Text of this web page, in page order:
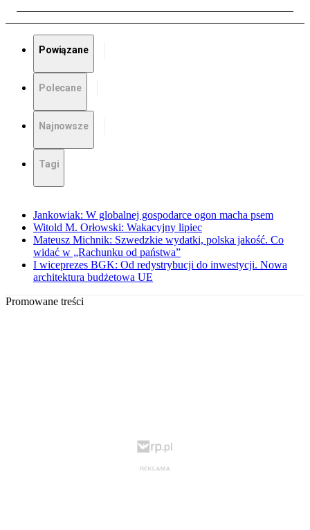
Powiązane
Polecane
Najnowsze
Tagi
Jankowiak: W globalnej gospodarce ogon macha psem
Witold M. Orłowski: Wakacyjny lipiec
Mateusz Michnik: Szwedzkie wydatki, polska jakość. Co
widać w „Rachunku od państwa”
I wiceprezes BGK: Od redystrybucji do inwestycji. Nowa
architektura budżetowa UE
Promowane treści